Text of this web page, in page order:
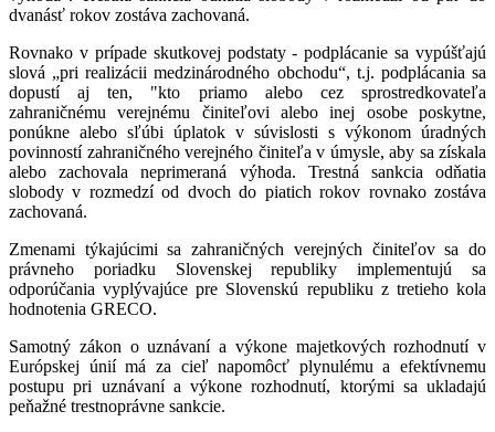
dvanásť rokov zostáva zachovaná.
Rovnako v prípade skutkovej podstaty - podplácanie sa vypúšťajú
slová „pri realizácii medzinárodného obchodu“, t.j. podplácania sa
dopustí aj ten, "kto priamo alebo cez sprostredkovateľa
zahraničnému verejnému činiteľovi alebo inej osobe poskytne,
ponúkne alebo sľúbi úplatok v súvislosti s výkonom úradných
povinností zahraničného verejného činiteľa v úmysle, aby sa získala
alebo zachovala neprimeraná výhoda. Trestná sankcia odňatia
slobody v rozmedzí od dvoch do piatich rokov rovnako zostáva
zachovaná.
Zmenami týkajúcimi sa zahraničných verejných činiteľov sa do
právneho poriadku Slovenskej republiky implementujú sa
odporúčania vyplývajúce pre Slovenskú republiku z tretieho kola
hodnotenia GRECO.
Samotný zákon o uznávaní a výkone majetkových rozhodnutí v
Európskej únií má za cieľ napomôcť plynulému a efektívnemu
postupu pri uznávaní a výkone rozhodnutí, ktorými sa ukladajú
peňažné trestnoprávne sankcie.